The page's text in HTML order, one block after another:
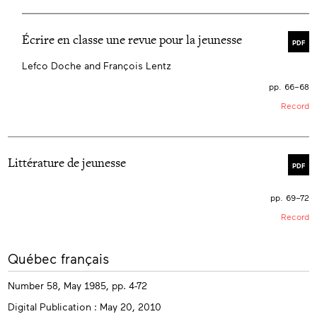
PDF
Écrire en classe une revue pour la jeunesse
Lefco Doche and François Lentz
pp. 66–68
Record
PDF
Littérature de jeunesse
pp. 69–72
Record
More
info
Québec français
Number 58, May 1985, pp. 4-72
Digital Publication : May 20, 2010